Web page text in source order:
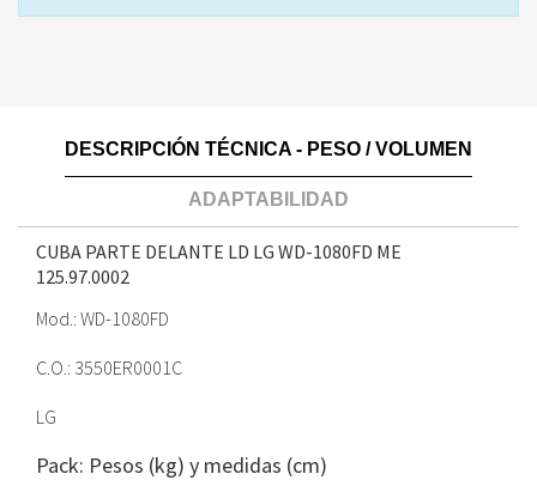
DESCRIPCIÓN TÉCNICA - PESO / VOLUMEN
ADAPTABILIDAD
CUBA PARTE DELANTE LD LG WD-1080FD ME
125.97.0002
Mod.: WD-1080FD
C.O.: 3550ER0001C
LG
Pack: Pesos (kg) y medidas (cm)